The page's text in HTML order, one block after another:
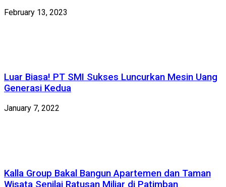
February 13, 2023
Luar Biasa! PT SMI Sukses Luncurkan Mesin Uang
Generasi Kedua
January 7, 2022
Kalla Group Bakal Bangun Apartemen dan Taman
Wisata Senilai Ratusan Miliar di Patimban